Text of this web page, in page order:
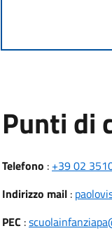
Punti di
Telefono : +39 02
Indirizzo mail:
PEC :